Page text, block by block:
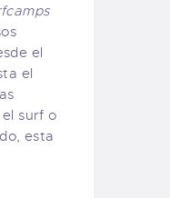
el
el
surf o
esta